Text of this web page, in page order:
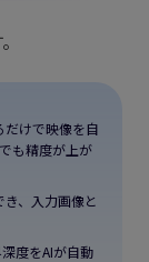
だけで映像を自
も精度が上が
、入力画像と
度をAIが自動